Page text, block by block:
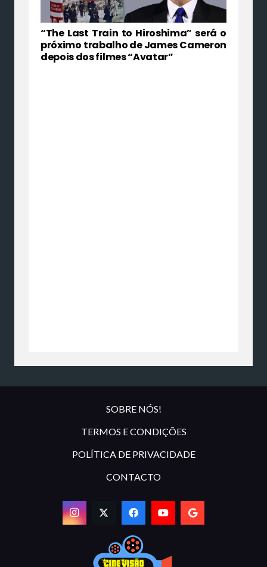
“The Last Train to Hiroshima” será o
próximo trabalho de James Cameron
depois dos filmes “Avatar”
SOBRE NÓS!
TERMOS E CONDIÇÕES
POLÍTICA DE PRIVACIDADE
CONTACTO